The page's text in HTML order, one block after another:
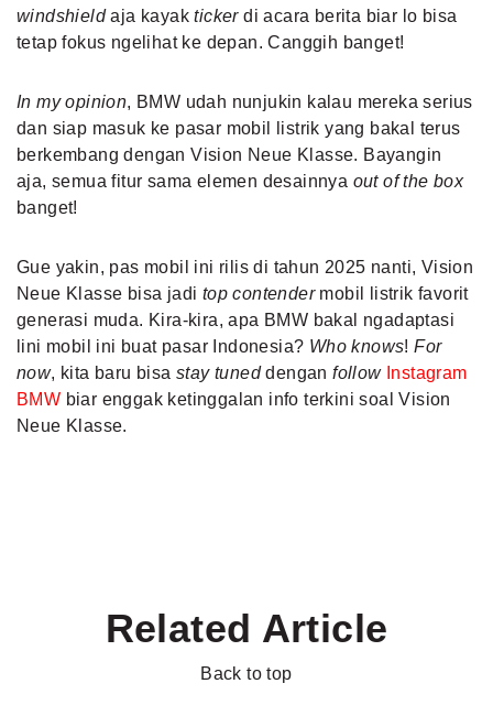
windshieldaja kayaktickerdi acara berita biar lo bisa
tetap fokus ngelihat ke depan. Canggih banget!
In my opinion, BMW udah nunjukin kalau mereka serius
dan siap masuk ke pasar mobil listrik yang bakal terus
berkembang dengan Vision Neue Klasse. Bayangin
aja, semua fitur sama elemen desainnya out of the box
banget!
Gue yakin, pas mobil ini rilis di tahun 2025 nanti, Vision
Neue Klasse bisa jadi top contender mobil listrik favorit
generasi muda. Kira-kira, apa BMW bakal ngadaptasi
lini mobil ini buat pasar Indonesia? Who knows!For
now, kita baru bisastay tuneddenganfollow Instagram
BMW biar enggak ketinggalan info terkini soal Vision
Neue Klasse.
Related Article
Back to top